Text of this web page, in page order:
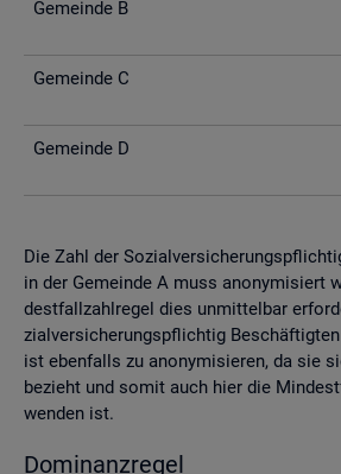
Ge­mein­de B
Ge­mein­de C
Ge­mein­de D
Die Zahl der
in der Ge­mein­de A muss an­ony­mi­siert
dest­fall­zahl­re­gel dies un­mit­tel­bar
zi­al­ver­si­che­rungs­pflich­tig
ist eben­falls zu an­ony­mi­sie­ren, da sie
be­zieht und somit auch hier die
wen­den ist.
Do­mi­nanz­re­gel